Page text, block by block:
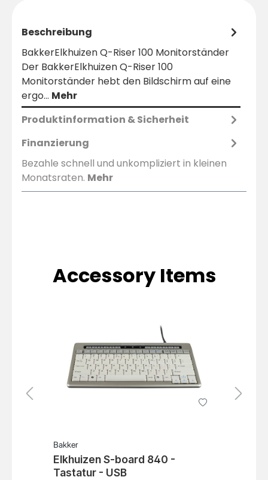
Beschreibung
BakkerElkhuizen Q-Riser 100 Monitorständer
Der BakkerElkhuizen Q-Riser 100
Monitorständer hebt den Bildschirm auf eine
ergo… Mehr
Produktinformation & Sicherheit
Finanzierung
Bezahle schnell und unkompliziert in kleinen
Monatsraten. Mehr
Accessory Items
Bakker
Elkhuizen S-board 840 -
Tastatur - USB